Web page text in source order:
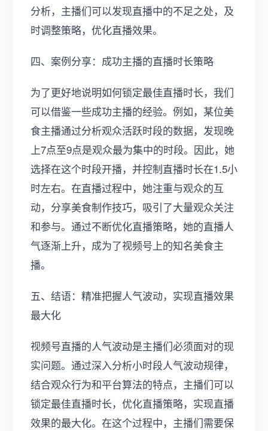
分析，主播们可以发现直播中的不足之处，及
时调整策略，优化直播效果。
四、案例分享：成功主播的直播时长策略
为了更好地说明如何锁定最佳直播时长，我们
可以借鉴一些成功主播的经验。例如，某位美
食主播通过分析观众活跃时段的数据，发现晚
上7点至9点是观众最为集中的时段。因此，她
选择在这个时段开播，并控制直播时长在1.5小
时左右。在直播过程中，她注重与观众的互
动，分享美食制作技巧，吸引了大量观众关注
和参与。通过不断优化直播策略，她的直播人
气逐渐上升，成为了视频号上的知名美食主
播。
五、结语：精准把握人气波动，实现直播效果
最大化
视频号直播的人气波动是主播们必须面对的现
实问题。通过深入分析小时段人气波动规律，
结合观众行为和平台算法的特点，主播们可以
锁定最佳直播时长，优化直播策略，实现直播
效果的最大化。在这个过程中，主播们需要保